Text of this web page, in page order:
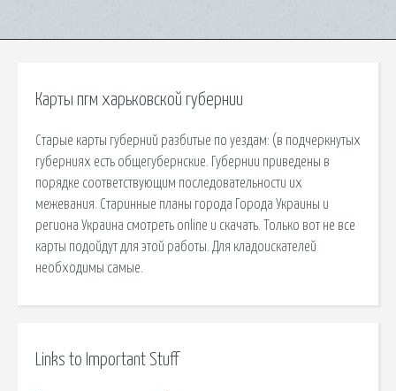
Карты пгм харьковской губернии
Старые карты губерний разбитые по уездам: (в подчеркнутых
губерниях есть общегубернские. Губернии приведены в
порядке соответствующим последовательности их
межевания. Старинные планы города Города Украины и
региона Украина смoтреть online и скачать. Только вот не все
карты подойдут для этой работы. Для кладоискателей
необходимы самые.
Links to Important Stuff